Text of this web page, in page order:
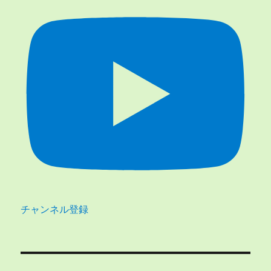
チャンネル登録